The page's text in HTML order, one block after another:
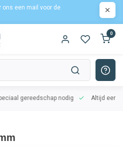
ons een mail voor de
0
gereedschap nodig Altijd een